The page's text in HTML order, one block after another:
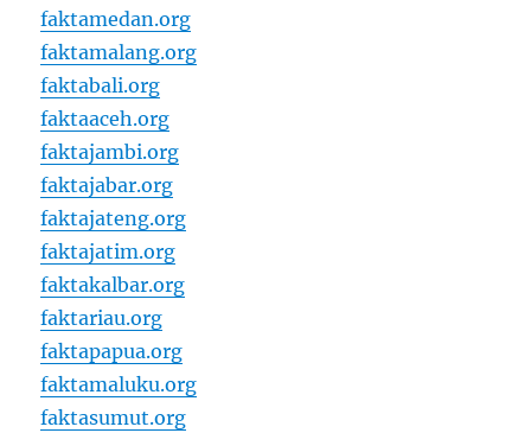
faktamedan.org
faktamalang.org
faktabali.org
faktaaceh.org
faktajambi.org
faktajabar.org
faktajateng.org
faktajatim.org
faktakalbar.org
faktariau.org
faktapapua.org
faktamaluku.org
faktasumut.org